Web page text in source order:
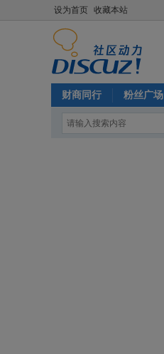
设为首页 收藏本站
财商同行 粉丝广场